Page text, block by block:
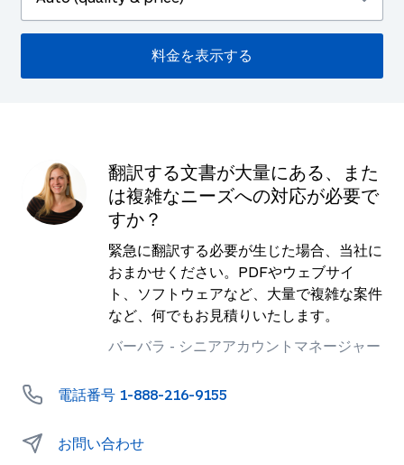
翻訳する文書が大量にある、また
は複雑なニーズへの対応が必要で
すか？
緊急に翻訳する必要が生じた場合、当社に
おまかせください。PDFやウェブサイ
ト、ソフトウェアなど、大量で複雑な案件
など、何でもお見積りいたします。
バーバラ - シニアアカウントマネージャー
電話番号 1-888-216-9155
お問い合わせ